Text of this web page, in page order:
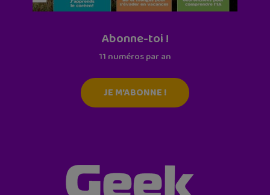
Abonne-toi !
11 numéros par an
JE M'ABONNE !